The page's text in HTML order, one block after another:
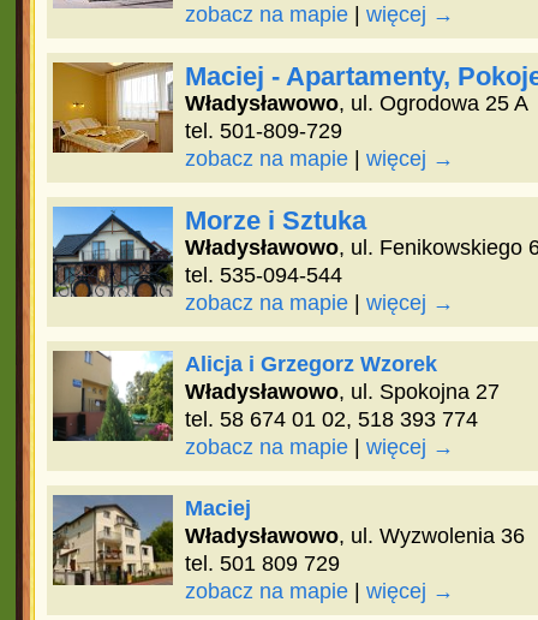
zobacz na mapie| więcej →
Maciej - Apartamenty,
Władysławowo, ul. Ogrodowa 25 A
tel. 501-809-729
zobacz na mapie| więcej →
Morze i Sztuka
Władysławowo, ul. Fenikowskiego
tel. 535-094-544
zobacz na mapie| więcej →
Alicja i Grzegorz Wzorek
Władysławowo, ul. Spokojna 27
tel. 58 674 01 02, 518 393 774
zobacz na mapie| więcej →
Maciej
Władysławowo, ul. Wyzwolenia 36
tel. 501 809 729
zobacz na mapie| więcej →